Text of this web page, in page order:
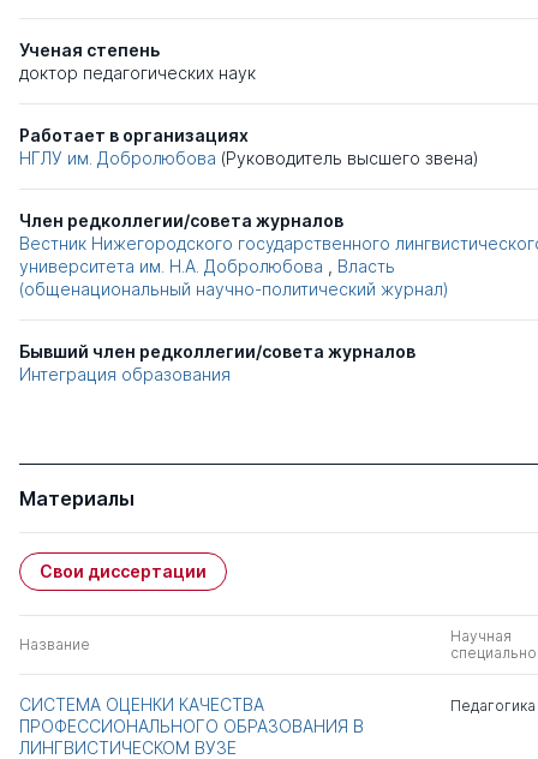
Ученая степень
доктор педагогических наук
Работает в организациях
НГЛУ им. Добролюбова (Руководитель высшего звена)
Член редколлегии/совета журналов
Вестник Нижегородского государственного
университета им. Н.А. Добролюбова
Власть
(общенациональный научно-политический журнал)
Бывший член редколлегии/совета журналов
Интеграция образования
Материалы
Свои диссертации
Название
Научная
СИСТЕМА ОЦЕНКИ КАЧЕСТВА
ПРОФЕССИОНАЛЬНОГО ОБРАЗОВАНИЯ В
ЛИНГВИСТИЧЕСКОМ ВУЗЕ
Педагогика